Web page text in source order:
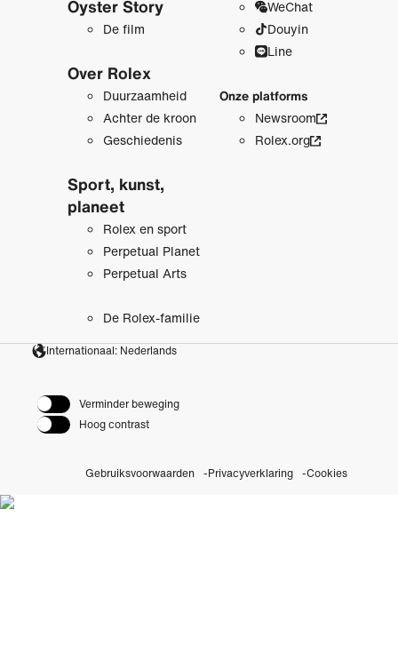
Oyster Story
De film
Over Rolex
Duurzaamheid
Achter de kroon
Geschiedenis
Sport, kunst,
planeet
Rolex en sport
Perpetual Planet
Perpetual Arts
De Rolex-familie
WeChat
Douyin
Line
Onze platforms
Newsroom
Rolex.org
Internationaal: Nederlands
Verminder beweging
Hoog contrast
Gebruiksvoorwaarden Privacyverklaring Cookies